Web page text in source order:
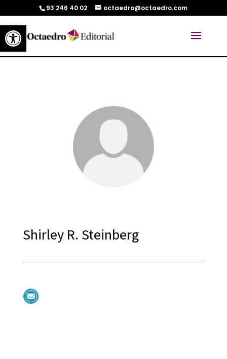
Abrir barra de herramientas
93 246 40 02 octaedro@octaedro.com
Shirley R. Steinberg